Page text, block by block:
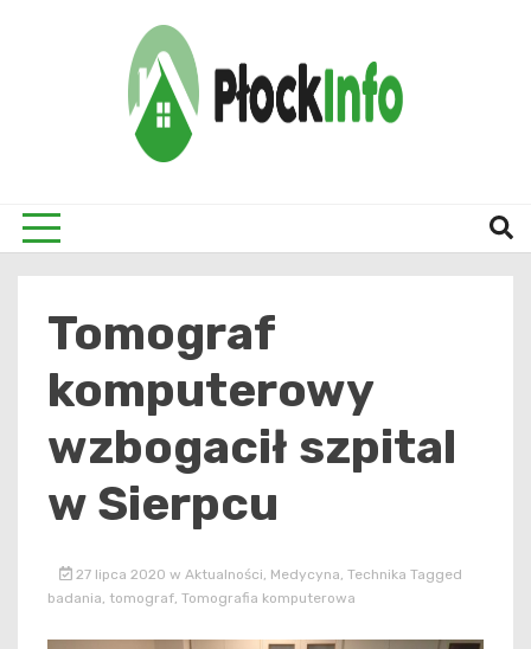
Tomograf
komputerowy
wzbogacił szpital
w Sierpcu
27 lipca 2020 w Aktualności Medycyna Technika Tagged
badania tomograf Tomografia komputerowa